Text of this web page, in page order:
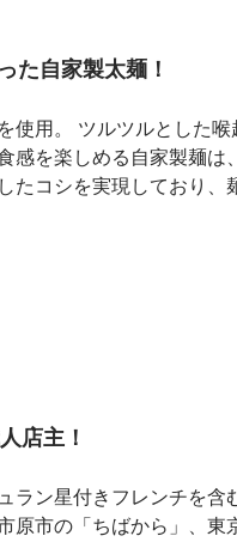
た自家製太麺！
用。 ツルツルとした喉
感を楽しめる自家製麺は
たコシを実現しており
店主！
ラン星付きフレンチを含
原市の「ちばから」、